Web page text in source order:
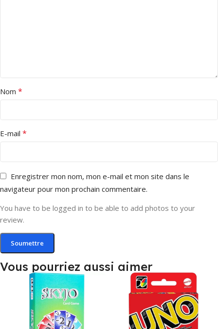
Nom *
E-mail *
Enregistrer mon nom, mon e-mail et mon site dans le
navigateur pour mon prochain commentaire.
You have to be logged in to be able to add photos to your
review.
Vous pourriez aussi aimer